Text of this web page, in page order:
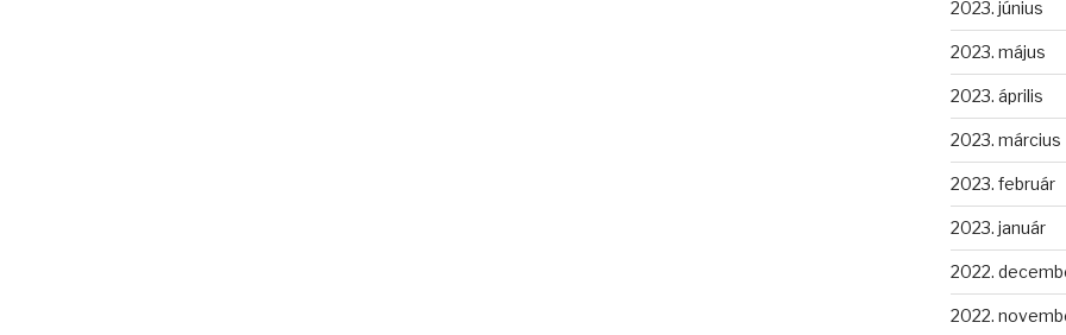
2023. június
2023. május
2023. április
2023. március
2023. február
2023. január
2022.
2022.